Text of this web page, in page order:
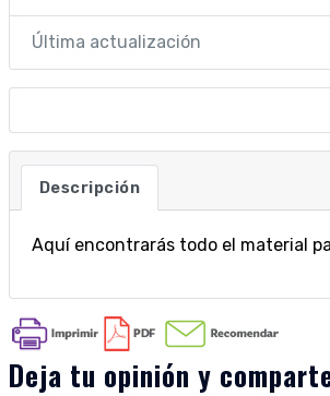
Última actualización
Descripción
Aquí encontrarás todo el material
Deja tu opinión y